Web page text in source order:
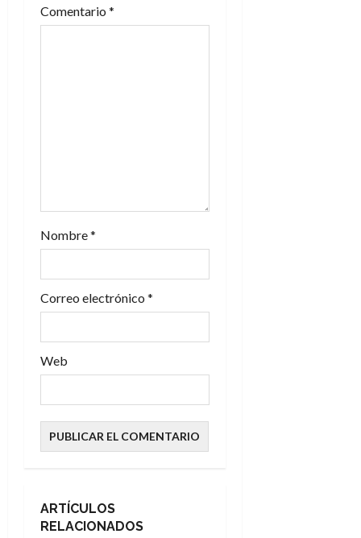
d
a
d
a
Comentario *
Nombre*
Correo electrónico *
Web
ARTÍCULOS
RELACIONADOS